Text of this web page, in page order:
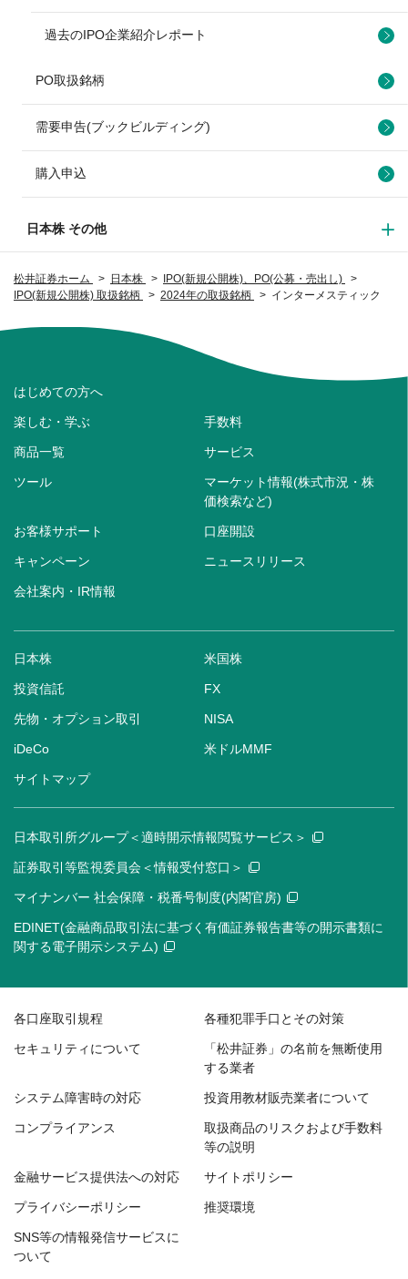
松井証券ホーム 日本株
IPO(新規公開株)、PO(公募・売出し)
IPO(新規公開株) 取扱銘柄
2024年の取扱銘柄 インターメスティック
過去のIPO企業紹介レポート
PO取扱銘柄
需要申告(ブックビルディング)
購入申込
日本株 その他
はじめての方へ
楽しむ・学ぶ 手数料
商品一覧 サービス
ツール
マーケット情報(株式市況・株
価検索など)
お客様サポート 口座開設
キャンペーン ニュースリリース
会社案内・IR情報
日本株 米国株
投資信託 FX
先物・オプション取引 NISA
iDeCo 米ドルMMF
サイトマップ
日本取引所グループ＜適時開示情報閲覧サービス＞
証券取引等監視委員会＜情報受付窓口＞
マイナンバー 社会保障・税番号制度(内閣官房)
EDINET(金融商品取引法に基づく有価証券報告書等の開示書類に
関する電子開示システム)
各口座取引規程 各種犯罪手口とその対策
セキュリティについて
「松井証券」の名前を無断使用
する業者
システム障害時の対応 投資用教材販売業者について
コンプライアンス
取扱商品のリスクおよび手数料
等の説明
金融サービス提供法への対応 サイトポリシー
プライバシーポリシー 推奨環境
SNS等の情報発信サービスに
ついて